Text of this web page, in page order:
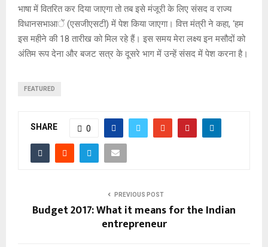
भाषा में वितरित कर दिया जाएगा तो तब इसे मंजूरी के लिए संसद व राज्य
विधानसभाआें (एसजीएसटी) में पेश किया जाएगा। वित्त मंत्री ने कहा, ‘हम
इस महीने की 18 तारीख को मिल रहे हैं। इस समय मेरा लक्ष्य इन मसौदों को
अंतिम रूप देना और बजट सत्र के दूसरे भाग में उन्हें संसद में पेश करना है।
FEATURED
SHARE 0
PREVIOUS POST
Budget 2017: What it means for the Indian
entrepreneur